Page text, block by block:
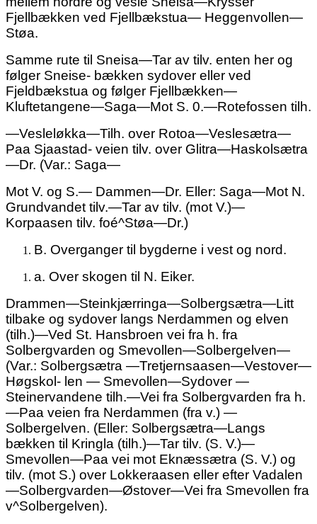
Fjellbækken ved Fjellbækstua— Heggenvollen—
Støa.
Samme rute til Sneisa—Tar av tilv. enten her og
følger Sneise- bækken sydover eller ved
Fjeldbækstua og følger Fjellbækken—
Kluftetangene—Saga—Mot S. 0.—Rotefossen tilh.
—Vesleløkka—Tilh. over Rotoa—Veslesætra—
Paa Sjaastad- veien tilv. over Glitra—Haskolsætra
—Dr. (Var.: Saga—
Mot V. og S.— Dammen—Dr. Eller: Saga—Mot N.
Grundvandet tilv.—Tar av tilv. (mot V.)—
Korpaasen tilv. foé^Støa—Dr.)
B. Overganger til bygderne i vest og nord.
a. Over skogen til N. Eiker.
Drammen—Steinkjærringa—Solbergsætra—Litt
tilbake og sydover langs Nerdammen og elven
(tilh.)—Ved St. Hansbroen vei fra h. fra
Solbergvarden og Smevollen—Solbergelven—
(Var.: Solbergsætra —Tretjernsaasen—Vestover—
Høgskol- len — Smevollen—Sydover —
Steinervandene tilh.—Vei fra Solbergvarden fra h.
—Paa veien fra Nerdammen (fra v.) —
Solbergelven. (Eller: Solbergsætra—Langs
bækken til Kringla (tilh.)—Tar tilv. (S. V.)—
Smevollen—Paa vei mot Eknæssætra (S. V.) og
tilv. (mot S.) over Lokkeraasen eller efter Vadalen
—Solbergvarden—Østover—Vei fra Smevollen fra
v^Solbergelven).